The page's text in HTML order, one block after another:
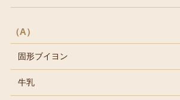
（A）
固形ブイヨン
牛乳